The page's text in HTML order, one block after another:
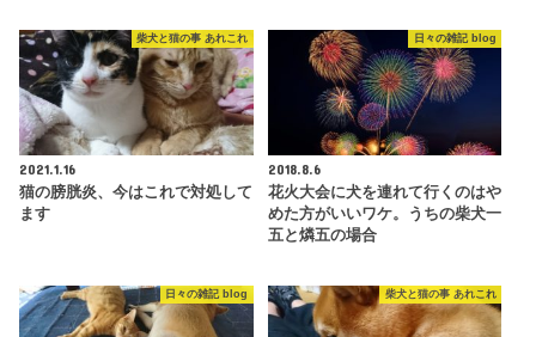
柴犬と猫の事 あれこれ
2021.1.16
猫の膀胱炎、今はこれで対処して
ます
日々の雑記 blog
2018.8.6
花火大会に犬を連れて行くのはや
めた方がいいワケ。うちの柴犬一
五と燐五の場合
日々の雑記 blog 柴犬と猫の事 あれこれ